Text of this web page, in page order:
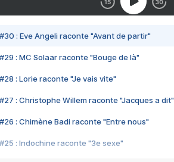
#30 : Eve Angeli raconte "Avant de partir"
#29 : MC Solaar raconte "Bouge de là"
#28 : Lorie raconte "Je vais vite"
#27 : Christophe Willem raconte "Jacques a dit"
#26 : Chimène Badi raconte "Entre nous"
#25 : Indochine raconte "3e sexe"